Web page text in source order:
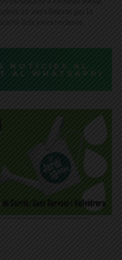
20 anys lluitant per la
dels joves reclusos.
NOTÍCIES AL
AL WHATSAPP!